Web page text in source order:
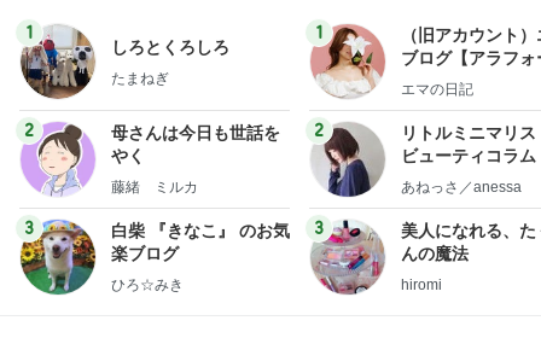
1
しろとくろしろ
たまねぎ
2
母さんは今日も世話を
やく
藤緒 ミルカ
3
白柴 『きなこ』 のお気
楽ブログ
ひろ☆みき
1
（旧アカウント
ブログ【アラフォ
社売却セカンドラ
エマの日記
2
リトルミニマリス
ビューティコラ
little
あねっさ／anessa
3
美人になれる、た
んの魔法
hiromi